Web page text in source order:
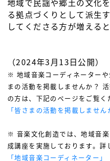
地域で民謡や郷土の文化
る拠点づくりとして派生
してくださる方が増える
（2024年3月13日公開）
※ 地域音楽コーディネーター
まの活動を掲載しませんか？
の方は、下記のページをご覧く
「皆さまの活動を掲載しません
※ 音楽文化創造では、地域音
成講座を実施しております。詳
「地域音楽コーディネーター」